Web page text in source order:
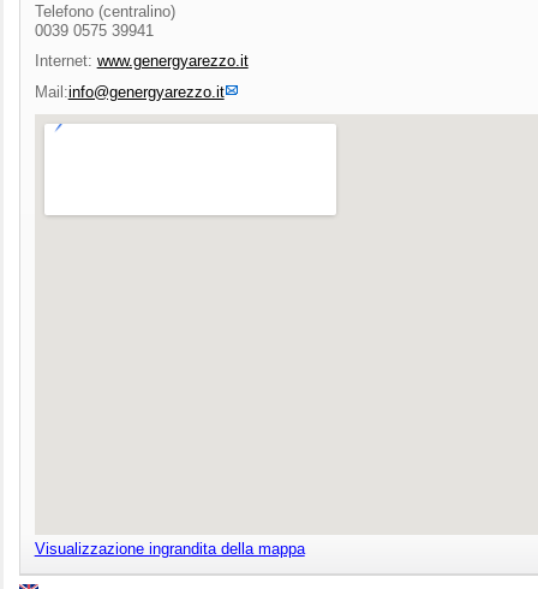
Telefono (centralino)
0039 0575 39941
Internet: www.genergyarezzo.it
Mail:info@genergyarezzo.it
Visualizzazione ingrandita della mappa